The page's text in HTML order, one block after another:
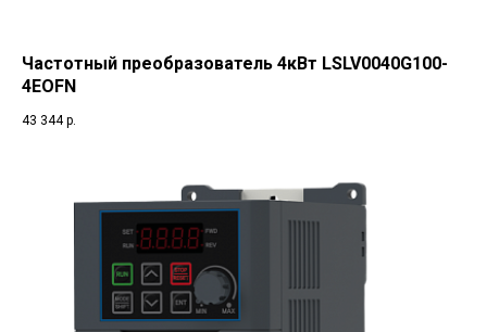
Частотный преобразователь 4кВт LSLV0040G100-
4EOFN
43 344 р.